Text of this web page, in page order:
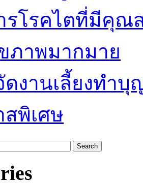
รโรคไตที่มีคุณ
ภาพมากมาย
ดงานเลี้ยงทำ
สพิเศษ